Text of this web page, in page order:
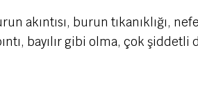
akıntısı, burun tıkanıklığı,
bayılır gibi olma, çok şiddetli